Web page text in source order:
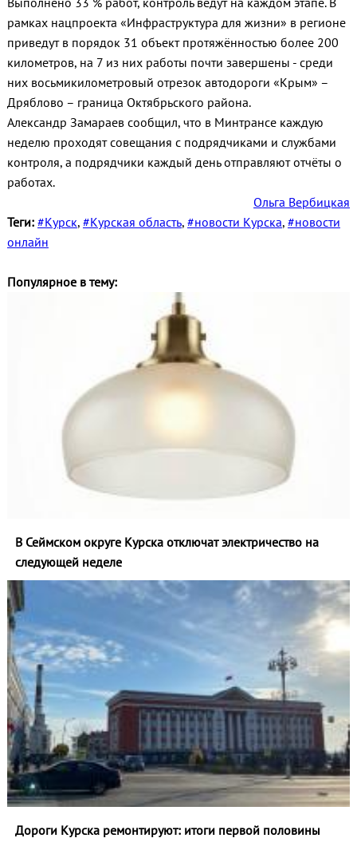
рамках нацпроекта «Инфраструктура для жизни» в регионе
приведут в порядок 31 объект протяжённостью более 200
километров, на 7 из них работы почти завершены - среди
них восьмикилометровый отрезок автодороги «Крым» –
Дряблово – граница Октябрьского района.
Александр Замараев сообщил, что в Минтрансе каждую
неделю проходят совещания с подрядчиками и службами
контроля, а подрядчики каждый день отправляют отчёты о
работах.
Ольга Вербицкая
Теги: #Курск, #Курская область, #новости Курска, #новости
онлайн
Популярное в тему:
В Сеймском округе Курска отключат электричество на
следующей неделе
Дороги Курска ремонтируют: итоги первой половины